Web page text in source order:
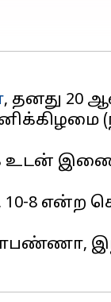
, தனது 20
உடன்
8 என்ற